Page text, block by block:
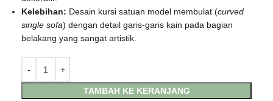
Kelebihan: Desain kursi satuan model membulat (curved
single sofa) dengan detail garis-garis kain pada bagian
belakang yang sangat artistik.
TAMBAH KE KERANJANG